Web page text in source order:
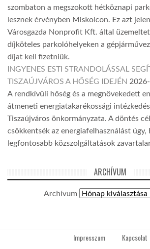
szombaton a megszokott hétköznapi
lesznek érvényben Miskolcon. Ez azt
Városgazda Nonprofit Kft. által
díjköteles parkolóhelyeken a
díjat kell fizetniük.
INGYENES ESTI STRANDOLÁSSAL
TISZAÚJVÁROS A HŐSÉG IDEJÉN
A rendkívüli hőség és a megnövekedett
átmeneti energiatakarékossági
Tiszaújváros önkormányzata. A döntés
csökkentsék az energiafelhasználást úgy,
legfontosabb közszolgáltatások
ARCHÍVUM
Archívum
Impresszum Kapcsolat